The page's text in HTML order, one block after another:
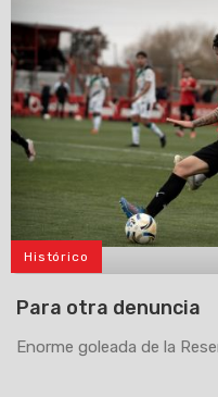
Histórico
Para otra denuncia
Enorme goleada de la